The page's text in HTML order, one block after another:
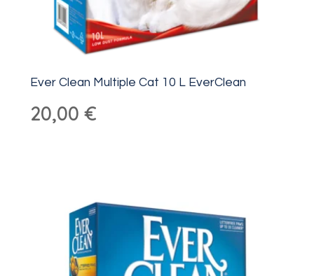
Ever Clean Multiple Cat 10 L EverClean
20,00€